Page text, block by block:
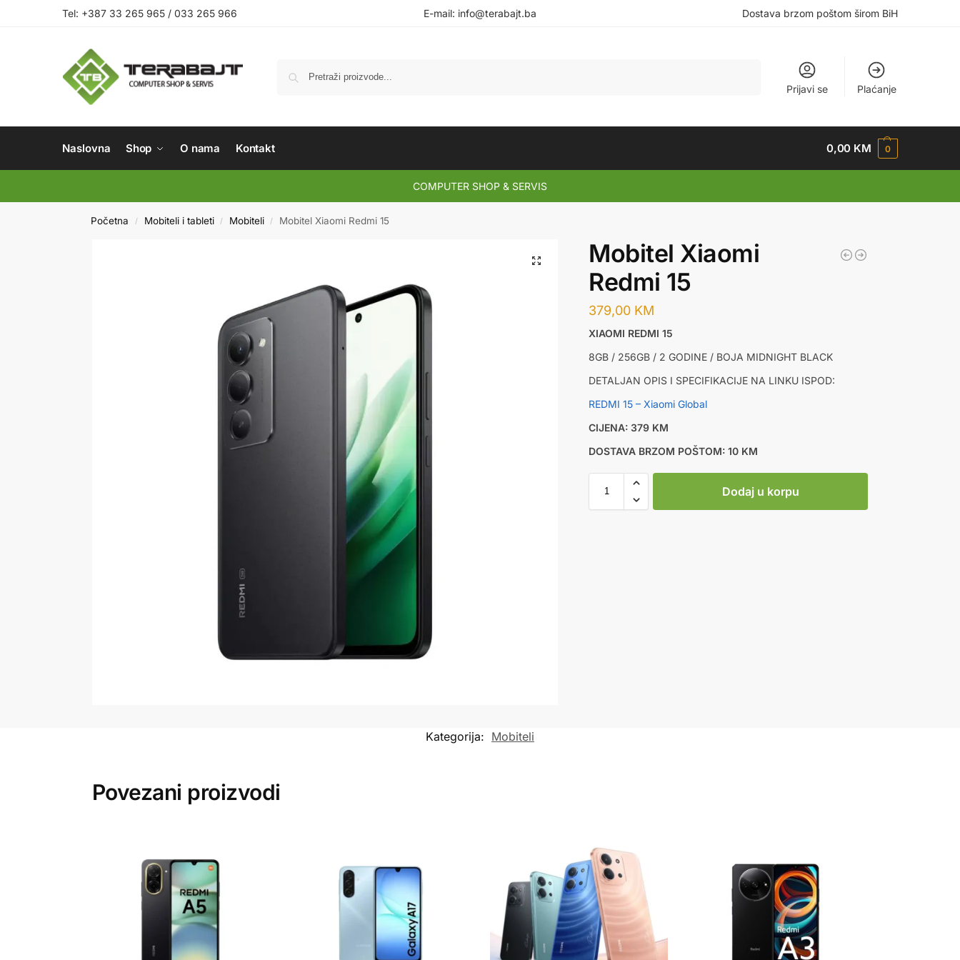
Tel: +387 33 265 965 / 033 265 966 E-mail: info@terabajt.ba Dostava brzom poštom širom BiH
Prijavi se Plaćanje
Naslovna Shop O nama Kontakt 0,00 KM 0
COMPUTER SHOP & SERVIS
Početna / Mobiteli i tableti / Mobiteli / Mobitel Xiaomi Redmi 15
Mobitel Xiaomi
Redmi 15
379,00 KM
XIAOMI REDMI 15
8GB / 256GB / 2 GODINE / BOJA MIDNIGHT BLACK
DETALJAN OPIS I SPECIFIKACIJE NA LINKU ISPOD:
REDMI 15 – Xiaomi Global
CIJENA: 379 KM
DOSTAVA BRZOM POŠTOM: 10 KM
Dodaj u korpu
Kategorija: Mobiteli
Povezani proizvodi